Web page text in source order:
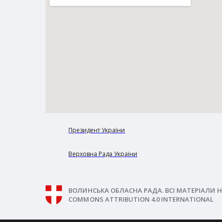
Президент України
Верховна Рада України
ВОЛИНСЬКА ОБЛАСНА РАДА. ВСІ МАТЕРІАЛИ
COMMONS ATTRIBUTION 4.0 INTERNATIONAL